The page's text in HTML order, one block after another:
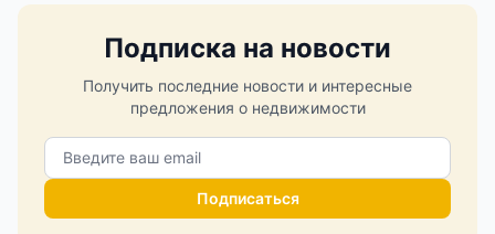
Подписка на новости
Получить последние новости и интересные
предложения о недвижимости
Подписаться